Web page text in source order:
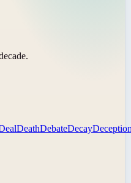
.
DeathDebateDecay